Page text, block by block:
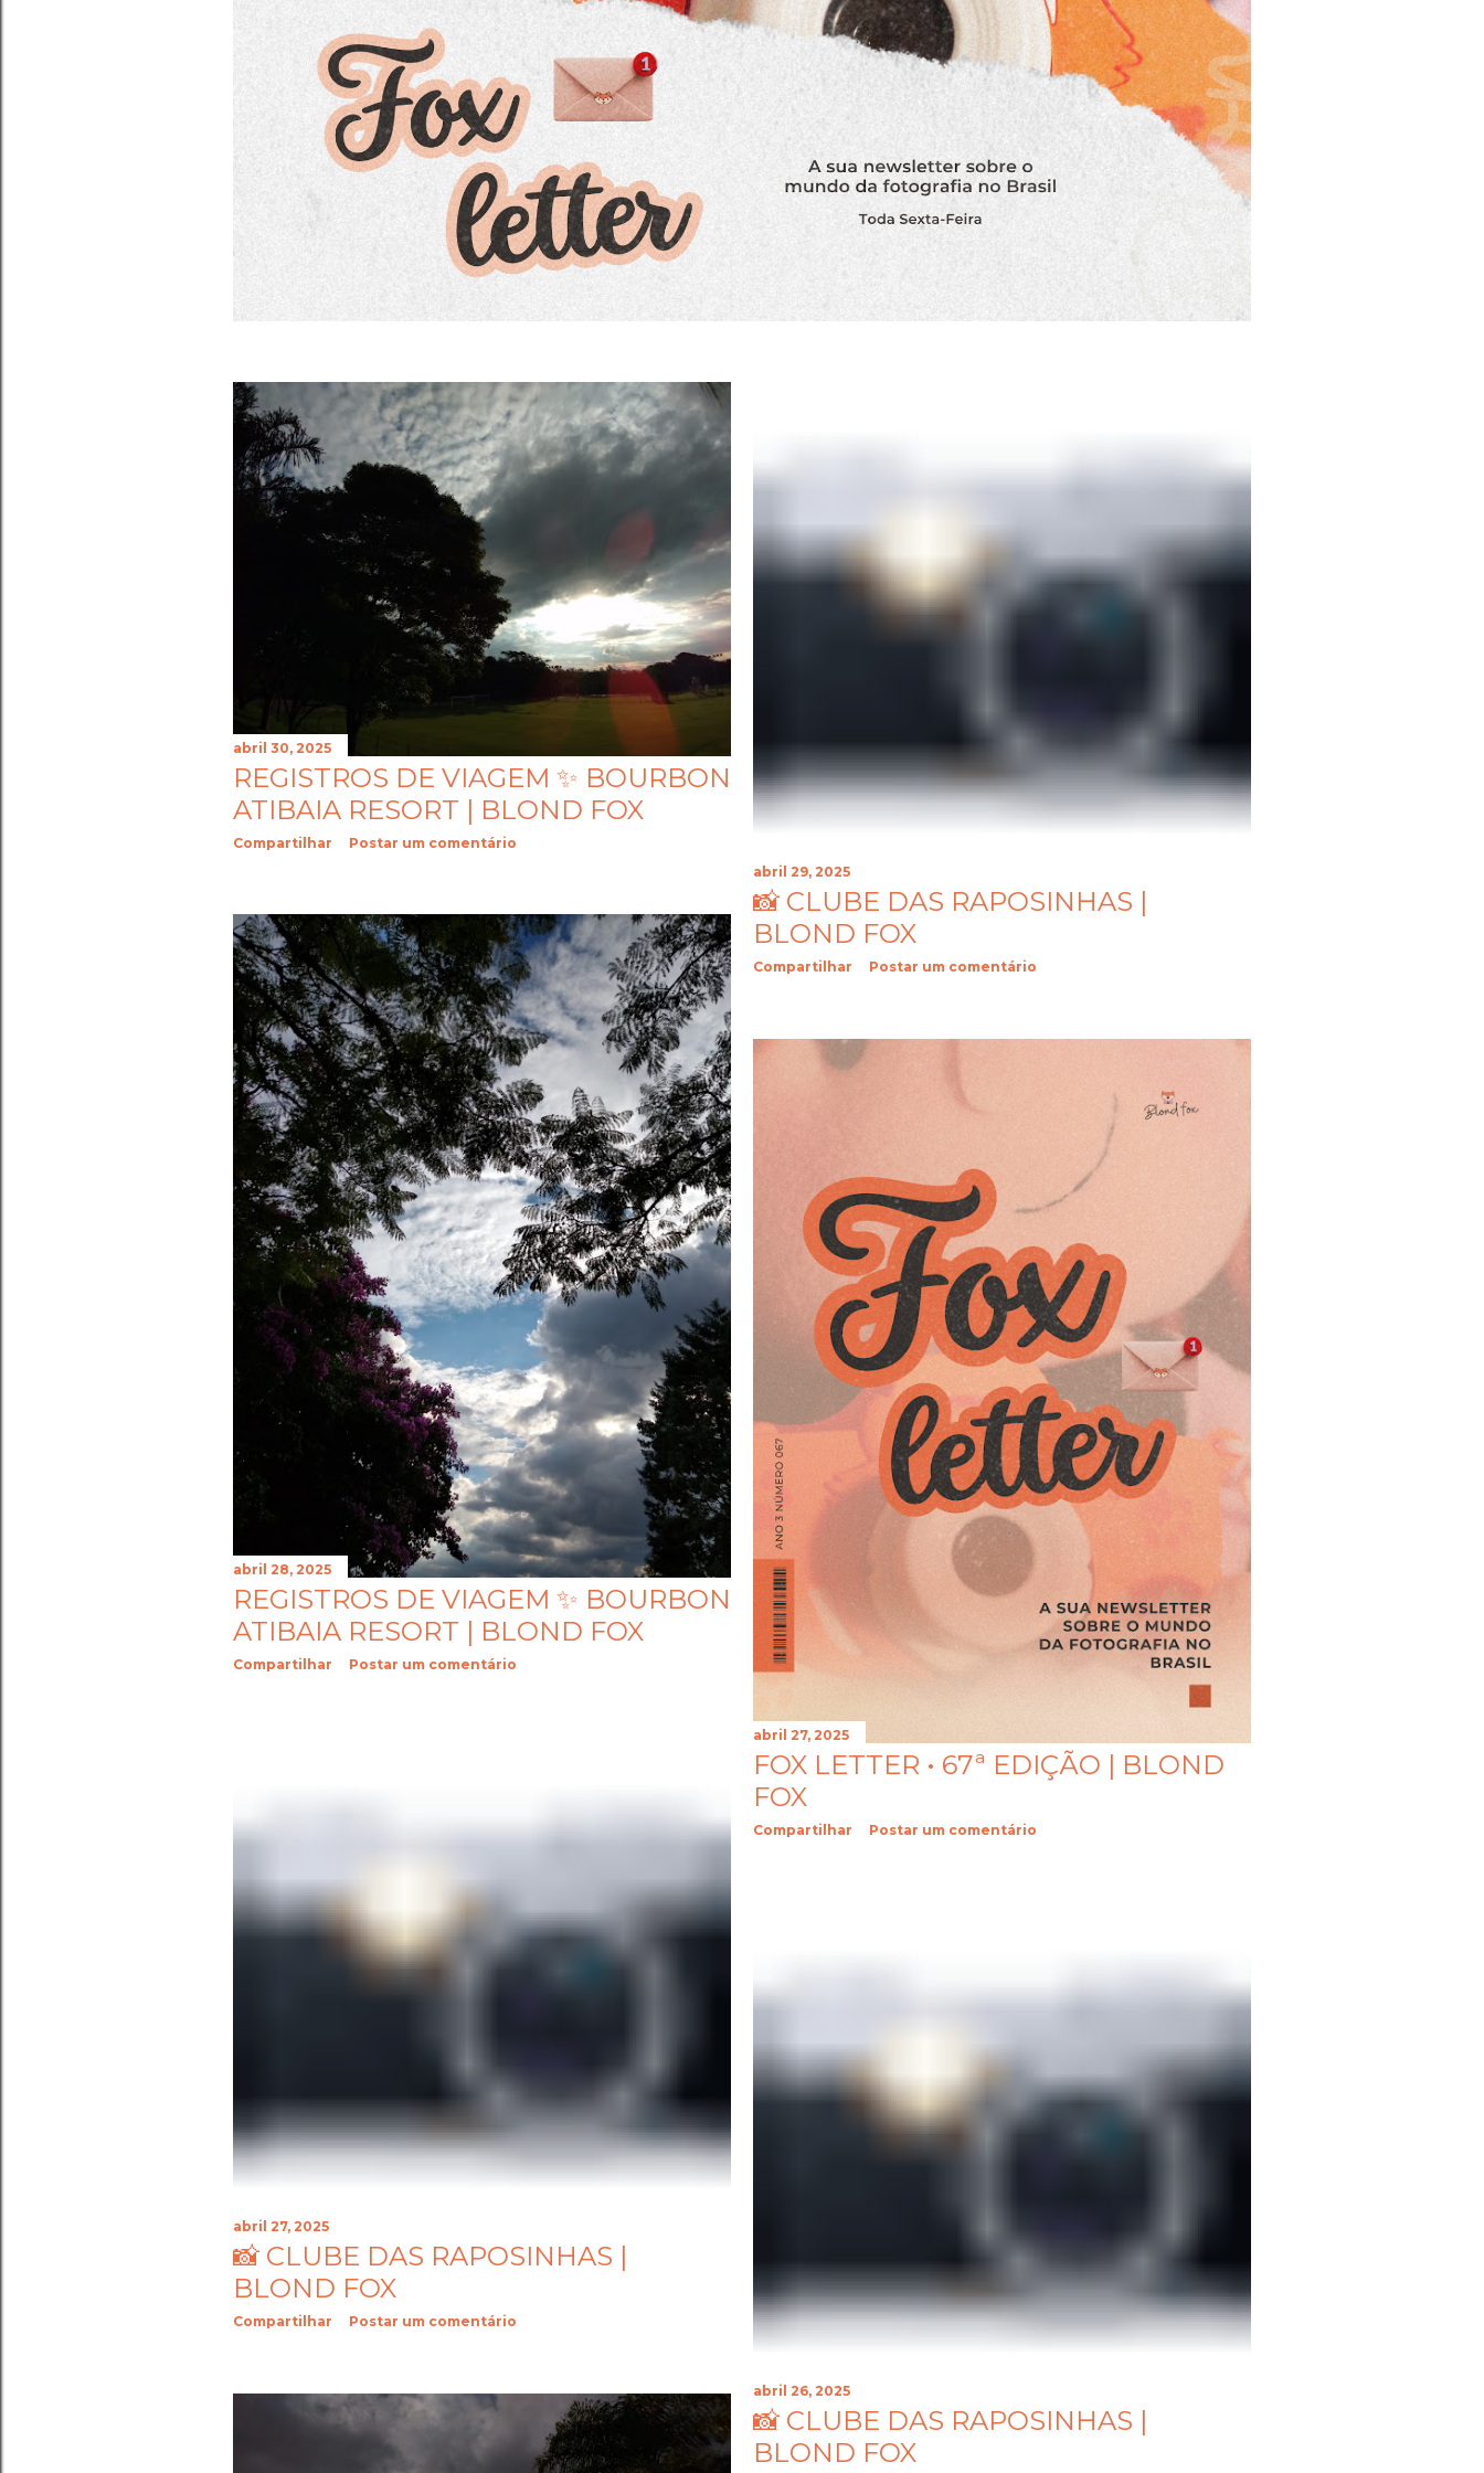
abril 30, 2025
REGISTROS DE VIAGEM ✨ BOURBON
ATIBAIA RESORT | BLOND FOX
Compartilhar
Postar um comentário
abril 29, 2025
📸 CLUBE DAS RAPOSINHAS |
BLOND FOX
Compartilhar Postar um comentário
abril 28, 2025
REGISTROS DE VIAGEM ✨ BOURBON
ATIBAIA RESORT | BLOND FOX
Compartilhar Postar um comentário
abril 27, 2025
FOX LETTER • 67ª EDIÇÃO | BLOND
FOX
Compartilhar Postar um comentário
abril 27, 2025
📸 CLUBE DAS RAPOSINHAS |
BLOND FOX
Compartilhar Postar um comentário
abril 26, 2025
📸 CLUBE DAS RAPOSINHAS |
BLOND FOX